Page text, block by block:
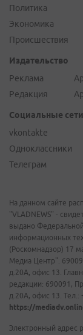
Политика
Экономика
Происшествия
Издательство
Реклама
Редакция
Социальные сети
vkontakte
Одноклассники
Телеграм
На данном сайте
"VLADNEWS" -
выдано
информационных
(Роскомнадзор) 17
Медиа Центр".
д.20А, офис 13.
редакции: 690091,
д.20А, офис 13. Тел.:
https://
Электронный адрес